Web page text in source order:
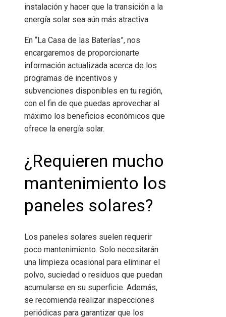
instalación y hacer que la transición a la
energía solar sea aún más atractiva.
En “La Casa de las Baterías”, nos
encargaremos de proporcionarte
información actualizada acerca de los
programas de incentivos y
subvenciones disponibles en tu región,
con el fin de que puedas aprovechar al
máximo los beneficios económicos que
ofrece la energía solar.
¿Requieren mucho
mantenimiento los
paneles solares?
Los paneles solares suelen requerir
poco mantenimiento. Solo necesitarán
una limpieza ocasional para eliminar el
polvo, suciedad o residuos que puedan
acumularse en su superficie. Además,
se recomienda realizar inspecciones
periódicas para garantizar que los